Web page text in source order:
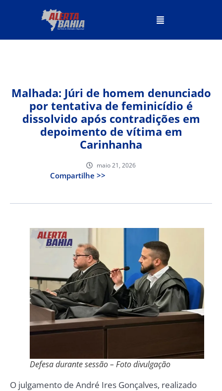
Malhada: Júri de homem denunciado
por tentativa de feminicídio é
dissolvido após contradições em
depoimento de vítima em
Carinhanha
maio 21, 2026
Compartilhe >>
Defesa durante sessão – Foto divulgação
O julgamento de André Ires Gonçalves, realizado